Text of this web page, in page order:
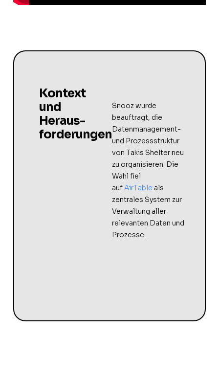
Kontext
und
Heraus-
forderungen
Snooz wurde
beauftragt, die
Datenmanagement-
und Prozessstruktur
von Takis Shelter neu
zu organisieren. Die
Wahl fiel
aufAirTable als
zentrales System zur
Verwaltung aller
relevanten Daten und
Prozesse.